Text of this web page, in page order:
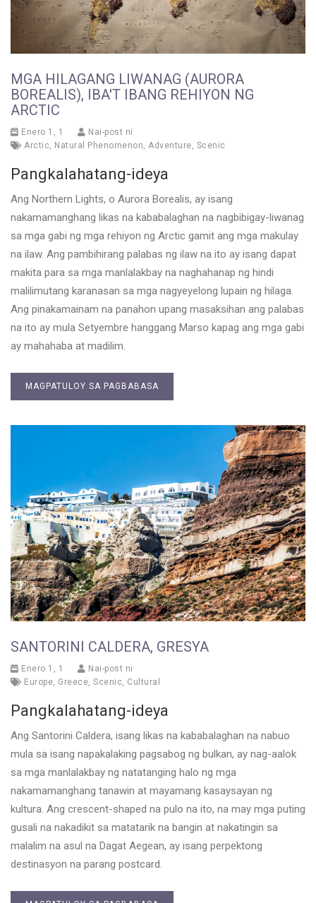
MGA HILAGANG LIWANAG (AURORA
BOREALIS), IBA'T IBANG REHIYON NG
ARCTIC
Enero 1, 1
Nai-post ni
Arctic, Natural Phenomenon, Adventure, Scenic
Pangkalahatang-ideya
Ang Northern Lights, o Aurora Borealis, ay isang
nakamamanghang likas na kababalaghan na nagbibigay-liwanag
sa mga gabi ng mga rehiyon ng Arctic gamit ang mga makulay
na ilaw. Ang pambihirang palabas ng ilaw na ito ay isang dapat
makita para sa mga manlalakbay na naghahanap ng hindi
malilimutang karanasan sa mga nagyeyelong lupain ng hilaga.
Ang pinakamainam na panahon upang masaksihan ang palabas
na ito ay mula Setyembre hanggang Marso kapag ang mga gabi
ay mahahaba at madilim.
MAGPATULOY SA PAGBABASA
SANTORINI CALDERA, GRESYA
Enero 1, 1
Nai-post ni
Europe, Greece, Scenic, Cultural
Pangkalahatang-ideya
Ang Santorini Caldera, isang likas na kababalaghan na nabuo
mula sa isang napakalaking pagsabog ng bulkan, ay nag-aalok
sa mga manlalakbay ng natatanging halo ng mga
nakamamanghang tanawin at mayamang kasaysayan ng
kultura. Ang crescent-shaped na pulo na ito, na may mga puting
gusali na nakadikit sa matatarik na bangin at nakatingin sa
malalim na asul na Dagat Aegean, ay isang perpektong
destinasyon na parang postcard.